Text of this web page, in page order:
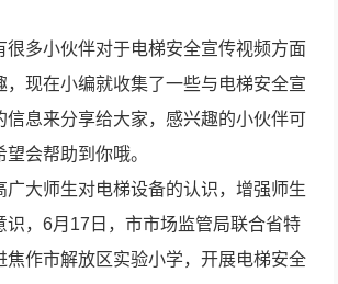
很多小伙伴对于电梯安全宣传视频方面
，现在小编就收集了一些与电梯安全宣
信息来分享给大家，感兴趣的小伙伴可
会帮助到你哦。
广大师生对电梯设备的认识，增强师生
识，6月17日，市市场监管局联合省特
焦作市解放区实验小学，开展电梯安全